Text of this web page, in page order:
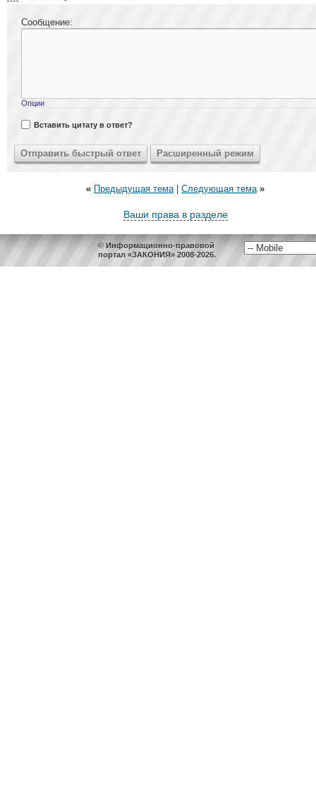
Сообщение:
Опции
Вставить цитату в ответ?
« Предыдущая тема| Следующая тема »
Ваши права в разделе
© Информационно-правовой
портал «ЗАКОНИЯ» 2008-2026.